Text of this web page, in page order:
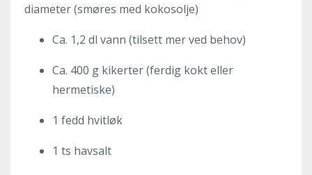
diameter (smøres med kokosolje)
Ca. 1,2 dl vann (tilsett mer ved behov)
Ca. 400 g kikerter (ferdig kokt eller
hermetiske)
1 fedd hvitløk
1 ts havsalt